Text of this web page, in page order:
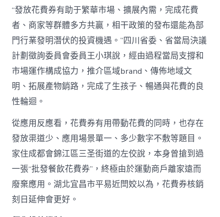
“發放花費券有助于繁華市場、擴展內需，完成花費
者、商家等群體多方共贏，相干政策的發布還能為部
門行業發明潛伏的投資機遇。”四川省委、省當局決議
計劃徵詢委員會委員王小琪說，經由過程當局支撐和
市場運作構成協力，推介區域brand、傳佈地域文
明、拓展產物銷路，完成了生孩子、暢通與花費的良
性輪迴。
從應用反應看，花費券有用帶動花費的同時，也存在
發放渠道少、應用場景單一、多少數字不敷等題目。
家住成都會錦江區三圣街道的左佼說，本身曾搶到過
一張“批發餐飲花費券”，終極由於運動商戶離家遠而
廢棄應用。湖北宜昌市平易近閆姣以為，花費券核銷
刻日延伸會更好。